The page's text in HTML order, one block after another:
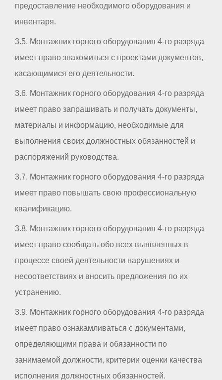
предоставление необходимого оборудования и
инвентаря.
3.5. Монтажник горного оборудования 4-го разряда
имеет право знакомиться с проектами документов,
касающимися его деятельности.
3.6. Монтажник горного оборудования 4-го разряда
имеет право запрашивать и получать документы,
материалы и информацию, необходимые для
выполнения своих должностных обязанностей и
распоряжений руководства.
3.7. Монтажник горного оборудования 4-го разряда
имеет право повышать свою профессиональную
квалификацию.
3.8. Монтажник горного оборудования 4-го разряда
имеет право сообщать обо всех выявленных в
процессе своей деятельности нарушениях и
несоответствиях и вносить предложения по их
устранению.
3.9. Монтажник горного оборудования 4-го разряда
имеет право ознакамливаться с документами,
определяющими права и обязанности по
занимаемой должности, критерии оценки качества
исполнения должностных обязанностей.